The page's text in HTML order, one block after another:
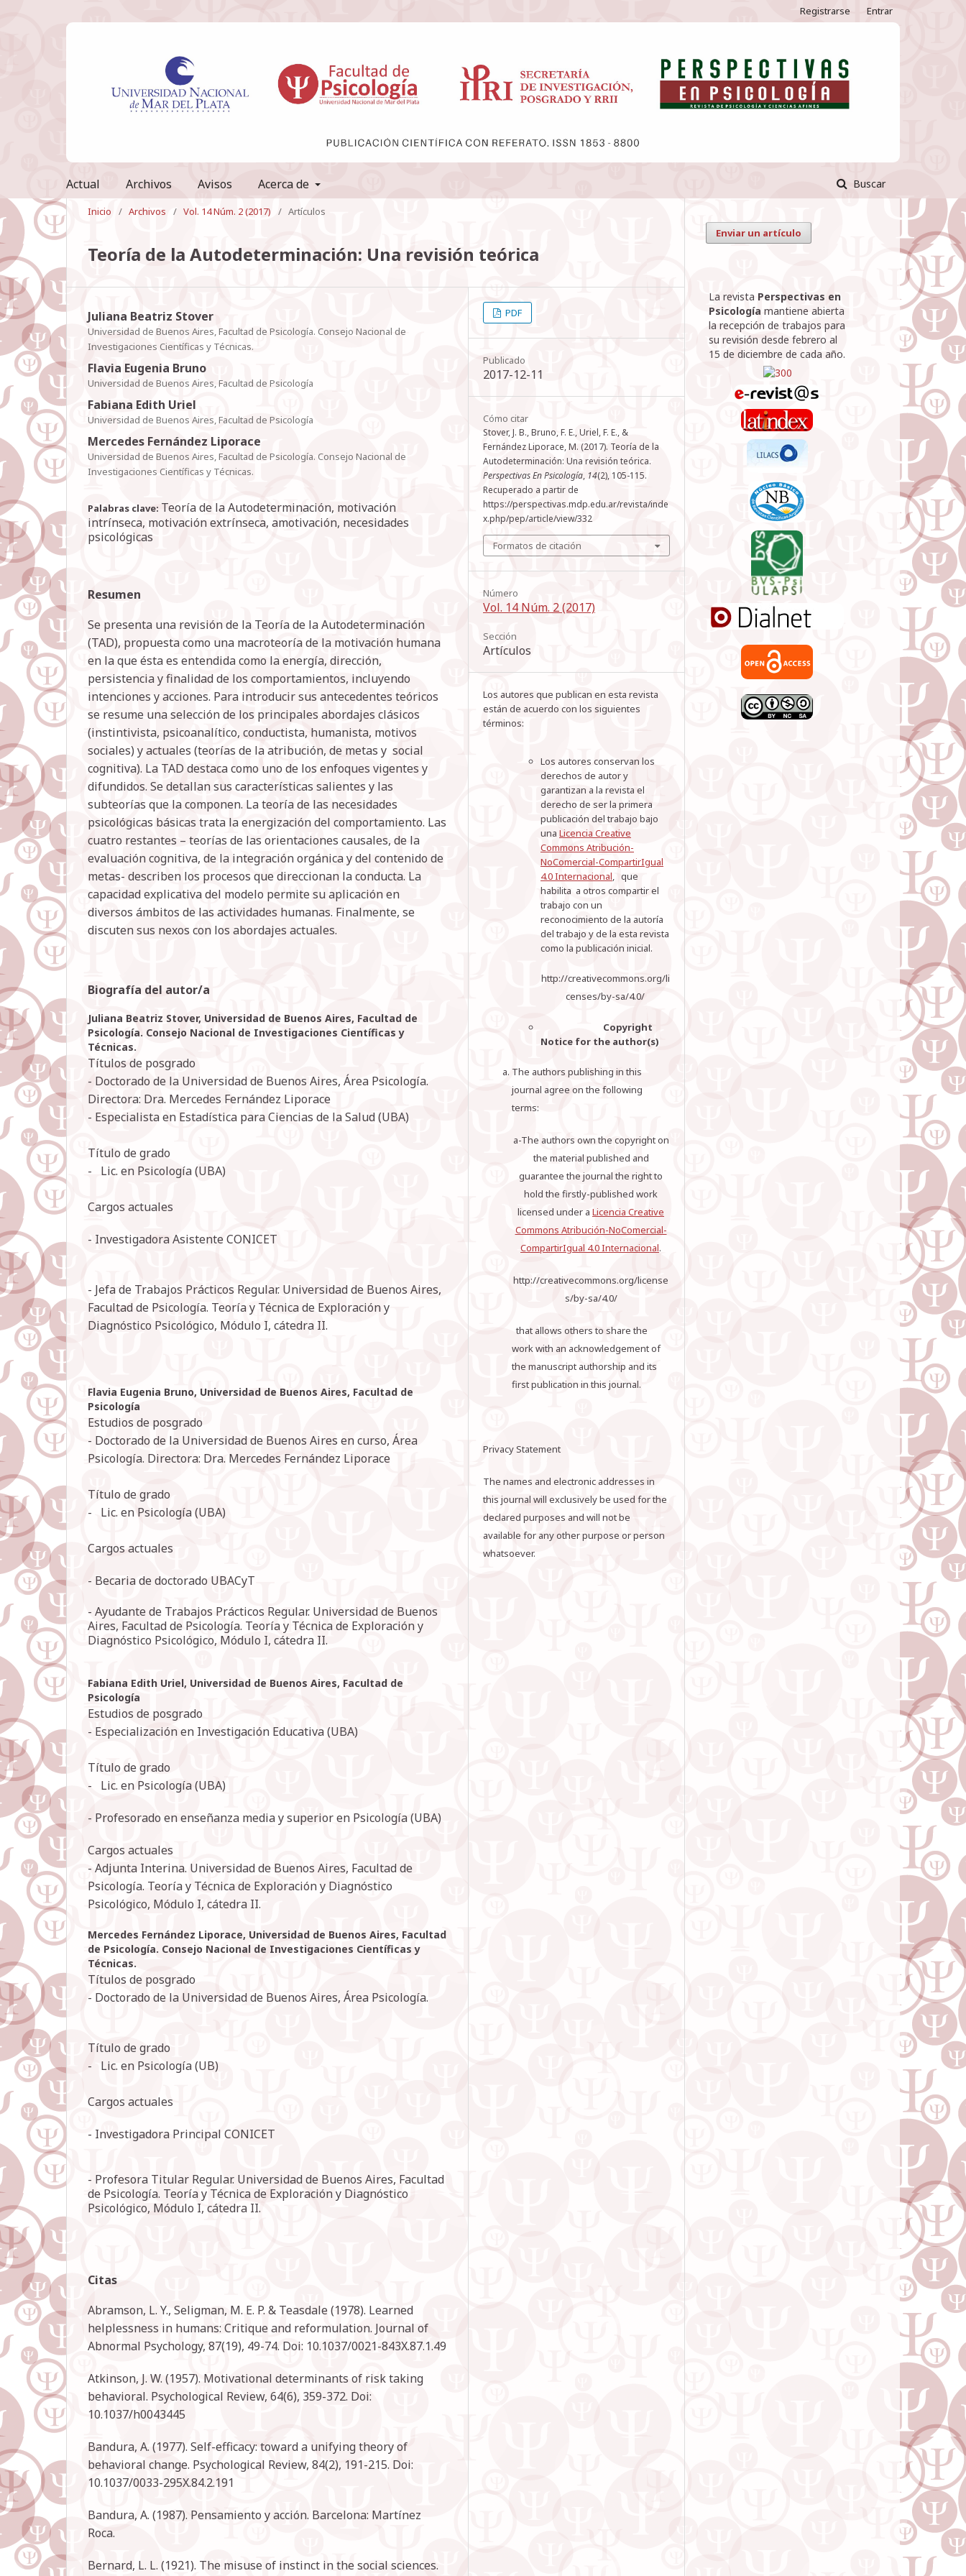
Actual Archivos Avisos Acerca de Buscar
Registrarse Entrar
Inicio / Archivos / Vol. 14 Núm. 2 (2017) / Artículos
Teoría de la Autodeterminación: Una revisión teórica
Juliana Beatriz Stover
Universidad de Buenos Aires, Facultad de Psicología. Consejo Nacional de
Investigaciones Científicas y Técnicas.
Flavia Eugenia Bruno
Universidad de Buenos Aires, Facultad de Psicología
Fabiana Edith Uriel
Universidad de Buenos Aires, Facultad de Psicología
Mercedes Fernández Liporace
Universidad de Buenos Aires, Facultad de Psicología. Consejo Nacional de
Investigaciones Científicas y Técnicas.
Palabras clave: Teoría de la Autodeterminación, motivación
intrínseca, motivación extrínseca, amotivación, necesidades
psicológicas
Resumen
Se presenta una revisión de la Teoría de la Autodeterminación
(TAD), propuesta como una macroteoría de la motivación humana
en la que ésta es entendida como la energía, dirección,
persistencia y finalidad de los comportamientos, incluyendo
intenciones y acciones. Para introducir sus antecedentes teóricos
se resume una selección de los principales abordajes clásicos
(instintivista, psicoanalítico, conductista, humanista, motivos
sociales) y actuales (teorías de la atribución, de metas y social
cognitiva). La TAD destaca como uno de los enfoques vigentes y
difundidos. Se detallan sus características salientes y las
subteorías que la componen. La teoría de las necesidades
psicológicas básicas trata la energización del comportamiento. Las
cuatro restantes – teorías de las orientaciones causales, de la
evaluación cognitiva, de la integración orgánica y del contenido de
metas- describen los procesos que direccionan la conducta. La
capacidad explicativa del modelo permite su aplicación en
diversos ámbitos de las actividades humanas. Finalmente, se
discuten sus nexos con los abordajes actuales.
Biografía del autor/a
Juliana Beatriz Stover, Universidad de Buenos Aires, Facultad de
Psicología. Consejo Nacional de Investigaciones Científicas y
Técnicas.
Títulos de posgrado
- Doctorado de la Universidad de Buenos Aires, Área Psicología.
Directora: Dra. Mercedes Fernández Liporace
- Especialista en Estadística para Ciencias de la Salud (UBA)
Título de grado
- Lic. en Psicología (UBA)
Cargos actuales
- Investigadora Asistente CONICET
- Jefa de Trabajos Prácticos Regular. Universidad de Buenos Aires,
Facultad de Psicología. Teoría y Técnica de Exploración y
Diagnóstico Psicológico, Módulo I, cátedra II.
Flavia Eugenia Bruno, Universidad de Buenos Aires, Facultad de
Psicología
Estudios de posgrado
- Doctorado de la Universidad de Buenos Aires en curso, Área
Psicología. Directora: Dra. Mercedes Fernández Liporace
Título de grado
- Lic. en Psicología (UBA)
Cargos actuales
- Becaria de doctorado UBACyT
- Ayudante de Trabajos Prácticos Regular. Universidad de Buenos
Aires, Facultad de Psicología. Teoría y Técnica de Exploración y
Diagnóstico Psicológico, Módulo I, cátedra II.
Fabiana Edith Uriel, Universidad de Buenos Aires, Facultad de
Psicología
Estudios de posgrado
- Especialización en Investigación Educativa (UBA)
Título de grado
- Lic. en Psicología (UBA)
- Profesorado en enseñanza media y superior en Psicología (UBA)
Cargos actuales
- Adjunta Interina. Universidad de Buenos Aires, Facultad de
Psicología. Teoría y Técnica de Exploración y Diagnóstico
Psicológico, Módulo I, cátedra II.
Mercedes Fernández Liporace, Universidad de Buenos Aires, Facultad
de Psicología. Consejo Nacional de Investigaciones Científicas y
Técnicas.
Títulos de posgrado
- Doctorado de la Universidad de Buenos Aires, Área Psicología.
Título de grado
- Lic. en Psicología (UB)
Cargos actuales
- Investigadora Principal CONICET
- Profesora Titular Regular. Universidad de Buenos Aires, Facultad
de Psicología. Teoría y Técnica de Exploración y Diagnóstico
Psicológico, Módulo I, cátedra II.
Citas
Abramson, L. Y., Seligman, M. E. P. & Teasdale (1978). Learned
helplessness in humans: Critique and reformulation. Journal of
Abnormal Psychology, 87(19), 49-74. Doi: 10.1037/0021-843X.87.1.49
Atkinson, J. W. (1957). Motivational determinants of risk taking
behavioral. Psychological Review, 64(6), 359-372. Doi:
10.1037/h0043445
Bandura, A. (1977). Self-efficacy: toward a unifying theory of
behavioral change. Psychological Review, 84(2), 191-215. Doi:
10.1037/0033-295X.84.2.191
Bandura, A. (1987). Pensamiento y acción. Barcelona: Martínez
Roca.
Bernard, L. L. (1921). The misuse of instinct in the social sciences.
PDF
Publicado
2017-12-11
Cómo citar
Stover, J. B., Bruno, F. E., Uriel, F. E., &
Fernández Liporace, M. (2017). Teoría de la
Autodeterminación: Una revisión teórica.
Perspectivas En Psicología, 14(2), 105-115.
Recuperado a partir de
https://perspectivas.mdp.edu.ar/revista/inde
x.php/pep/article/view/332
Formatos de citación
Número
Vol. 14 Núm. 2 (2017)
Sección
Artículos
Los autores que publican en esta revista
están de acuerdo con los siguientes
términos:
Los autores conservan los
derechos de autor y
garantizan a la revista el
derecho de ser la primera
publicación del trabajo bajo
una Licencia Creative
Commons Atribución-
NoComercial-CompartirIgual
4.0 Internacional, que
habilita a otros compartir el
trabajo con un
reconocimiento de la autoría
del trabajo y de la esta revista
como la publicación inicial.
http://creativecommons.org/li
censes/by-sa/4.0/
Copyright
Notice for the author(s)
The authors publishing in this
journal agree on the following
terms:
a-The authors own the copyright on
the material published and
guarantee the journal the right to
hold the firstly-published work
licensed under a Licencia Creative
Commons Atribución-NoComercial-
CompartirIgual 4.0 Internacional.
http://creativecommons.org/license
s/by-sa/4.0/
that allows others to share the
work with an acknowledgement of
the manuscript authorship and its
first publication in this journal.
Privacy Statement
The names and electronic addresses in
this journal will exclusively be used for the
declared purposes and will not be
available for any other purpose or person
whatsoever.
Enviar un artículo
La revista Perspectivas en
Psicología mantiene abierta
la recepción de trabajos para
su revisión desde febrero al
15 de diciembre de cada año.